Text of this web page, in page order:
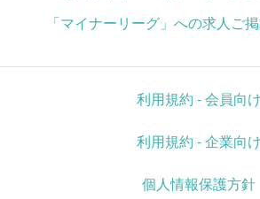
「マイナーリーグ」への求人ご
利用規約 - 会員向け
利用規約 - 企業向け
個人情報保護方針